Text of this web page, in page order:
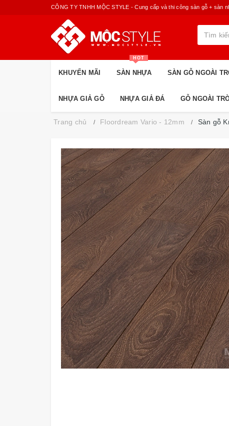
CÔNG TY TNHH MỘC STYLE - Cung cấp và thi công sàn gỗ + sàn
KHUYẾN MÃI SÀN NHỰA
HOT
SÀN GỖ NGOÀI
NHỰA GIẢ GỖ NHỰA GIẢ ĐÁ GỖ NGOÀI
Trang chủ Floordream Vario - 12mm Sàn gỗ